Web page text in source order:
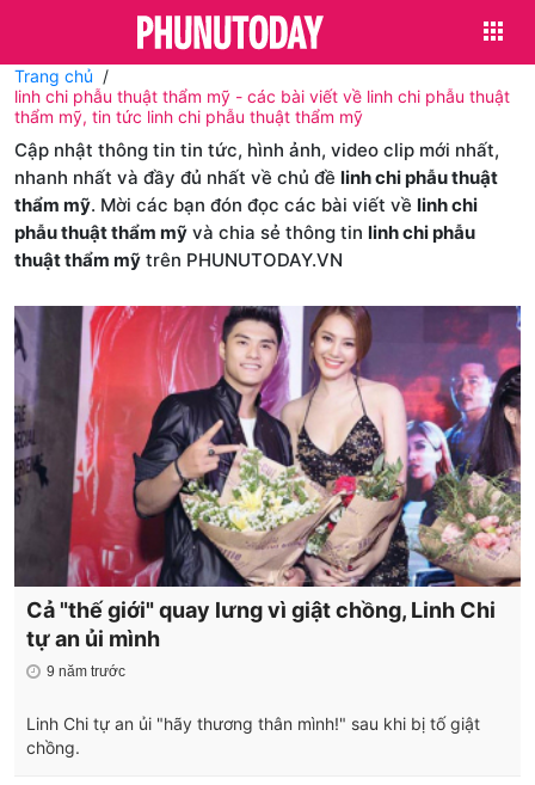
Trang chủ
linh chi phẫu thuật thẩm mỹ - các bài viết về linh chi phẫu thuật
thẩm mỹ, tin tức linh chi phẫu thuật thẩm mỹ
Cập nhật thông tin tin tức, hình ảnh, video clip mới nhất,
nhanh nhất và đầy đủ nhất về chủ đề linh chi phẫu thuật
thẩm mỹ. Mời các bạn đón đọc các bài viết về linh chi
phẫu thuật thẩm mỹ và chia sẻ thông tin linh chi phẫu
thuật thẩm mỹ trên PHUNUTODAY.VN
Cả "thế giới" quay lưng vì giật chồng, Linh Chi
tự an ủi mình
9 năm trước
Linh Chi tự an ủi "hãy thương thân mình!" sau khi bị tố giật
chồng.